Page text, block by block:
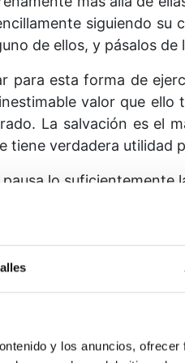
y los anuncios,
siguiendo su
de ellos, y pásalos
esta forma de
valor que ello
La salvación es el
tiene verdadera utilidad
lo
de este mundo. Y no te